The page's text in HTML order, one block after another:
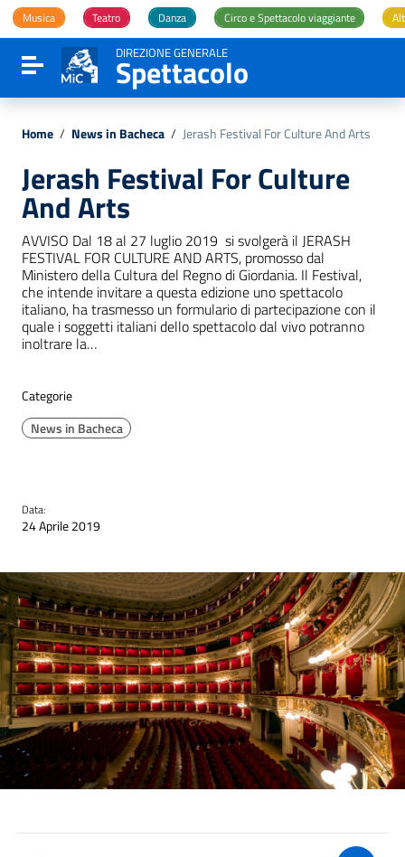
Vai ai contenuti
Vai al menu di navigazione
Vai al footer
Musica Teatro Danza Circo e Spettacolo viaggiante
Attiva / disattiva la navigazione
DIREZIONE GENERALE
Spettacolo
Home / News in Bacheca / Jerash Festival For Culture And Arts
Jerash Festival For Culture
And Arts
AVVISO Dal 18 al 27 luglio 2019 si svolgerà il JERASH
FESTIVAL FOR CULTURE AND ARTS, promosso dal
Ministero della Cultura del Regno di Giordania. Il Festival,
che intende invitare a questa edizione uno spettacolo
italiano, ha trasmesso un formulario di partecipazione con il
quale i soggetti italiani dello spettacolo dal vivo potranno
inoltrare la…
Categorie
News in Bacheca
Data:
24 Aprile 2019